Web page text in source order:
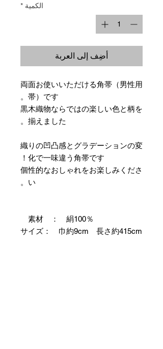
الكمية *
أضِف إلى العربة
両面お使いいただける角帯（男性用
帯）です。
黒木織物ならではの楽しい色と柄を
揃えました。
織りの凹凸感とグラデーションの変
化で一味違う角帯です！
個性的なおしゃれをお楽しみくださ
い。
素材 ： 絹100％
サイズ： 巾約9cm 長さ約415cm